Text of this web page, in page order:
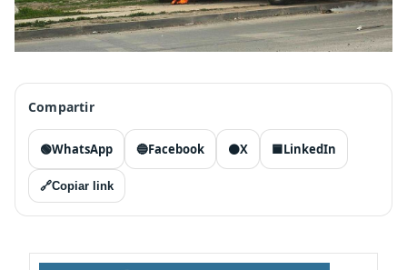
Compartir
🟢WhatsApp 🔵Facebook ⚫X 🟦LinkedIn
🔗Copiar link